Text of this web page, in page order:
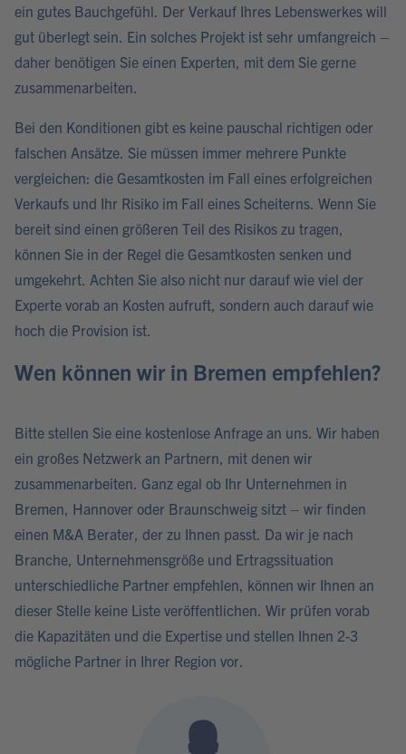
ein gutes Bauchgefühl. Der Verkauf Ihres Lebenswerkes will
gut überlegt sein. Ein solches Projekt ist sehr umfangreich –
daher benötigen Sie einen Experten, mit dem Sie gerne
zusammenarbeiten.
Bei den Konditionen gibt es keine pauschal richtigen oder
falschen Ansätze. Sie müssen immer mehrere Punkte
vergleichen: die Gesamtkosten im Fall eines erfolgreichen
Verkaufs und Ihr Risiko im Fall eines Scheiterns. Wenn Sie
bereit sind einen größeren Teil des Risikos zu tragen,
können Sie in der Regel die Gesamtkosten senken und
umgekehrt. Achten Sie also nicht nur darauf wie viel der
Experte vorab an Kosten aufruft, sondern auch darauf wie
hoch die Provision ist.
Wen können wir in Bremen empfehlen?
Bitte stellen Sie eine kostenlose Anfrage an uns. Wir haben
ein großes Netzwerk an Partnern, mit denen wir
zusammenarbeiten. Ganz egal ob Ihr Unternehmen in
Bremen, Hannover oder Braunschweig sitzt – wir finden
einen M&A Berater, der zu Ihnen passt. Da wir je nach
Branche, Unternehmensgröße und Ertragssituation
unterschiedliche Partner empfehlen, können wir Ihnen an
dieser Stelle keine Liste veröffentlichen. Wir prüfen vorab
die Kapazitäten und die Expertise und stellen Ihnen 2-3
mögliche Partner in Ihrer Region vor.